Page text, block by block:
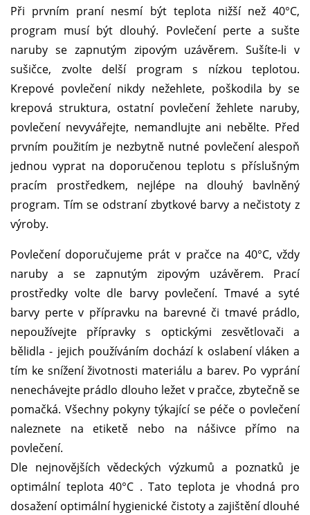
Při prvním praní nesmí být teplota nižší než 40°C,
program musí být dlouhý. Povlečení perte a sušte
naruby se zapnutým zipovým uzávěrem. Sušíte-li v
sušičce, zvolte delší program s nízkou teplotou.
Krepové povlečení nikdy nežehlete, poškodila by se
krepová struktura, ostatní povlečení žehlete naruby,
povlečení nevyvářejte, nemandlujte ani nebělte. Před
prvním použitím je nezbytně nutné povlečení alespoň
jednou vyprat na doporučenou teplotu s příslušným
pracím prostředkem, nejlépe na dlouhý bavlněný
program. Tím se odstraní zbytkové barvy a nečistoty z
výroby.
Povlečení doporučujeme prát v pračce na 40°C, vždy
naruby a se zapnutým zipovým uzávěrem. Prací
prostředky volte dle barvy povlečení. Tmavé a syté
barvy perte v přípravku na barevné či tmavé prádlo,
nepoužívejte přípravky s optickými zesvětlovači a
bělidla - jejich používáním dochází k oslabení vláken a
tím ke snížení životnosti materiálu a barev. Po vyprání
nenechávejte prádlo dlouho ležet v pračce, zbytečně se
pomačká. Všechny pokyny týkající se péče o povlečení
naleznete na etiketě nebo na nášivce přímo na
povlečení.
Dle nejnovějších vědeckých výzkumů a poznatků je
optimální teplota 40°C . Tato teplota je vhodná pro
dosažení optimální hygienické čistoty a zajištění dlouhé